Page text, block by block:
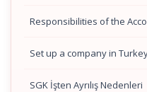
Responsibilities of the
Set up a company in
SGK İşten Ayrılış Nedenleri